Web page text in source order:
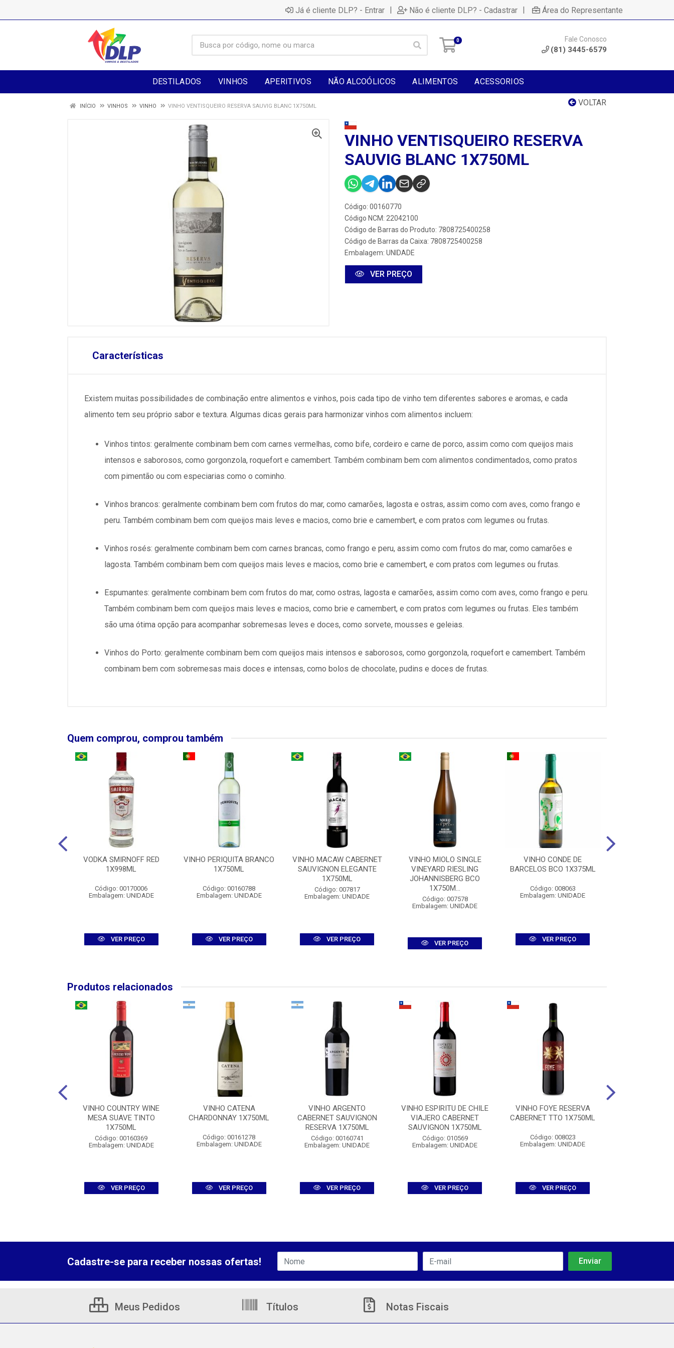
Já é cliente DLP? - Entrar | Não é cliente DLP? - Cadastrar | Área do Representante
0 Fale Conosco
(81) 3445-6579
DESTILADOS VINHOS APERITIVOS NÃO ALCOÓLICOS ALIMENTOS ACESSORIOS
VOLTAR
INÍCIO VINHOS VINHO VINHO VENTISQUEIRO RESERVA SAUVIG BLANC 1X750ML
VINHO VENTISQUEIRO RESERVA
SAUVIG BLANC 1X750ML
Código: 00160770
Código NCM: 22042100
Código de Barras do Produto: 7808725400258
Código de Barras da Caixa: 7808725400258
Embalagem: UNIDADE
VER PREÇO
Características
Existem muitas possibilidades de combinação entre alimentos e vinhos, pois cada tipo de vinho tem diferentes sabores e aromas, e cada
alimento tem seu próprio sabor e textura. Algumas dicas gerais para harmonizar vinhos com alimentos incluem:
Vinhos tintos: geralmente combinam bem com carnes vermelhas, como bife, cordeiro e carne de porco, assim como com queijos mais
intensos e saborosos, como gorgonzola, roquefort e camembert. Também combinam bem com alimentos condimentados, como pratos
com pimentão ou com especiarias como o cominho.
Vinhos brancos: geralmente combinam bem com frutos do mar, como camarões, lagosta e ostras, assim como com aves, como frango e
peru. Também combinam bem com queijos mais leves e macios, como brie e camembert, e com pratos com legumes ou frutas.
Vinhos rosés: geralmente combinam bem com carnes brancas, como frango e peru, assim como com frutos do mar, como camarões e
lagosta. Também combinam bem com queijos mais leves e macios, como brie e camembert, e com pratos com legumes ou frutas.
Espumantes: geralmente combinam bem com frutos do mar, como ostras, lagosta e camarões, assim como com aves, como frango e peru.
Também combinam bem com queijos mais leves e macios, como brie e camembert, e com pratos com legumes ou frutas. Eles também
são uma ótima opção para acompanhar sobremesas leves e doces, como sorvete, mousses e geleias.
Vinhos do Porto: geralmente combinam bem com queijos mais intensos e saborosos, como gorgonzola, roquefort e camembert. Também
combinam bem com sobremesas mais doces e intensas, como bolos de chocolate, pudins e doces de frutas.
Quem comprou, comprou também
VODKA SMIRNOFF RED
1X998ML
Código: 00170006
Embalagem: UNIDADE
VER PREÇO
VINHO PERIQUITA BRANCO
1X750ML
Código: 00160788
Embalagem: UNIDADE
VER PREÇO
VINHO MACAW CABERNET
SAUVIGNON ELEGANTE
1X750ML
Código: 007817
Embalagem: UNIDADE
VER PREÇO
VINHO MIOLO SINGLE
VINEYARD RIESLING
JOHANNISBERG BCO
1X750M...
Código: 007578
Embalagem: UNIDADE
VER PREÇO
VINHO CONDE DE
BARCELOS BCO 1X375ML
Código: 008063
Embalagem: UNIDADE
VER PREÇO
Produtos relacionados
VINHO COUNTRY WINE
MESA SUAVE TINTO
1X750ML
Código: 00160369
Embalagem: UNIDADE
VER PREÇO
VINHO CATENA
CHARDONNAY 1X750ML
Código: 00161278
Embalagem: UNIDADE
VER PREÇO
VINHO ARGENTO
CABERNET SAUVIGNON
RESERVA 1X750ML
Código: 00160741
Embalagem: UNIDADE
VER PREÇO
VINHO ESPIRITU DE CHILE
VIAJERO CABERNET
SAUVIGNON 1X750ML
Código: 010569
Embalagem: UNIDADE
VER PREÇO
VINHO FOYE RESERVA
CABERNET TTO 1X750ML
Código: 008023
Embalagem: UNIDADE
VER PREÇO
Cadastre-se para receber nossas ofertas!
Meus Pedidos Títulos Notas Fiscais